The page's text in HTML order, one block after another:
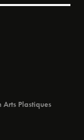
Arts Plastiques